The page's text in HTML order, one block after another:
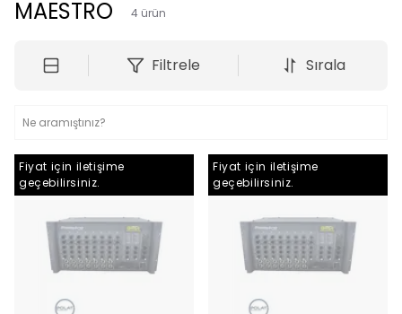
MAESTRO 4 ürün
Filtrele Sırala
Fiyat için iletişime
geçebilirsiniz.
Fiyat için iletişime
geçebilirsiniz.